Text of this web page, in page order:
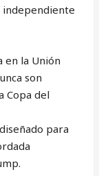
independiente
en la Unión
son
Copa del
para